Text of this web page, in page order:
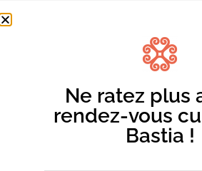
Page web :
https://www.bastia.corsica/
sciences/centru-culturale-
Ne ratez plus
rendez-vous
Bastia !